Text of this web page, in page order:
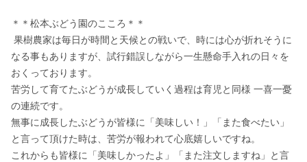
＊＊松本ぶどう園のこころ＊＊
なる事もありますが、試行錯誤しながら一生懸命手入れの日々を
おくっております。
苦労して育てたぶどうが成長していく過程は育児と同様 一喜一憂
の連続です。
無事に成長したぶどうが皆様に「美味しい！」「また食べたい」
と言って頂けた時は、苦労が報われて心底嬉しいですね。
これからも皆様に「美味しかったよ」「また注文しますね」と言